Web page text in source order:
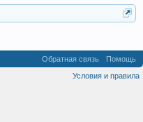
Обратная связь
Помощь
Условия и правила